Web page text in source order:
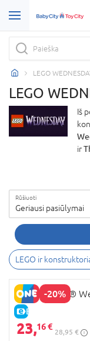
LEGO
LEGO
Iš
ir
ir
Rūšiuoti
Geriausi pasiūlymai
LEGO ir
-20%
E-KAINA
76784 LEGO®
23,16 €
28,95 €